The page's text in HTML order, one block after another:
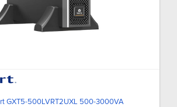
GXT5-500LVRT2UXL 500-3000VA